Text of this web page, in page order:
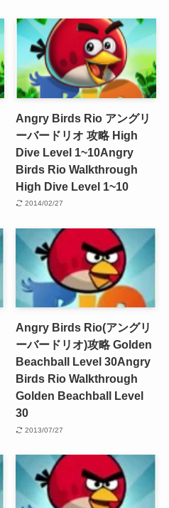
Angry Birds Rio アングリ
ーバードリオ 攻略 High
Dive Level 1~10Angry
Birds Rio Walkthrough
High Dive Level 1~10
2014/02/27
Angry Birds Rio(アングリ
ーバードリオ)攻略 Golden
Beachball Level 30Angry
Birds Rio Walkthrough
Golden Beachball Level
30
2013/07/27